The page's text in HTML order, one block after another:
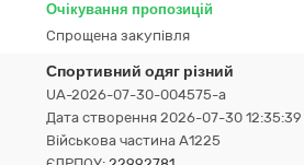
Очікування пропозицій
Спрощена закупівля
Спортивний одяг різний
UA-2026-07-30-004575-a
Дата створення 2026-07-30 12:35:39
Військова частина А1225